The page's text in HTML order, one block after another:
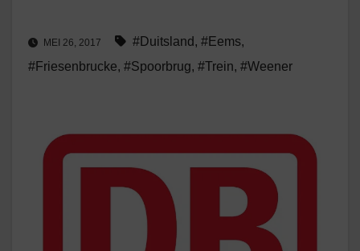
MEI 26, 2017 #Duitsland , #Eems,
#Friesenbrucke, #Spoorbrug, #Trein, #Weener